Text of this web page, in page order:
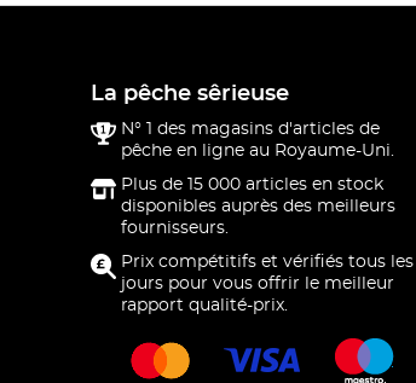
La pêche sêrieuse
N° 1 des magasins d'articles de
pêche en ligne au Royaume-Uni.
Plus de 15 000 articles en stock
disponibles auprès des meilleurs
fournisseurs.
Prix compétitifs et vérifiés tous les
jours pour vous offrir le meilleur
rapport qualité-prix.